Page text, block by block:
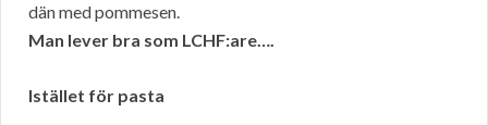
dän med pommesen.
Man lever bra som LCHF:are….
Istället för pasta